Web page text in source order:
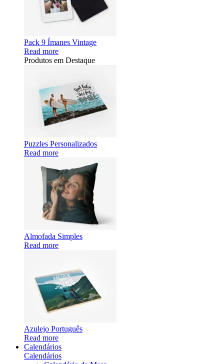
Pack 9 Ímanes Vintage
Read more
Produtos em Destaque
Puzzles Personalizados
Read more
Almofada Simples
Read more
Azulejo Português
Read more
Calendários
Calendários